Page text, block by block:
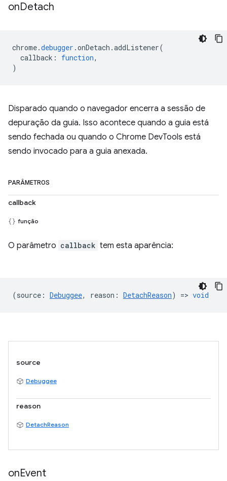
onDetach
chrome.debugger .onDetach .addListener(
callback : function,
)
Disparado quando o navegador encerra a sessão de
depuração da guia. Isso acontece quando a guia está
sendo fechada ou quando o Chrome DevTools está
sendo invocado para a guia anexada.
PARÂMETROS
callback
função
O parâmetro callback tem esta aparência:
(source : Debuggee, reason : DetachReason) => void
source
Debuggee
reason
DetachReason
onEvent